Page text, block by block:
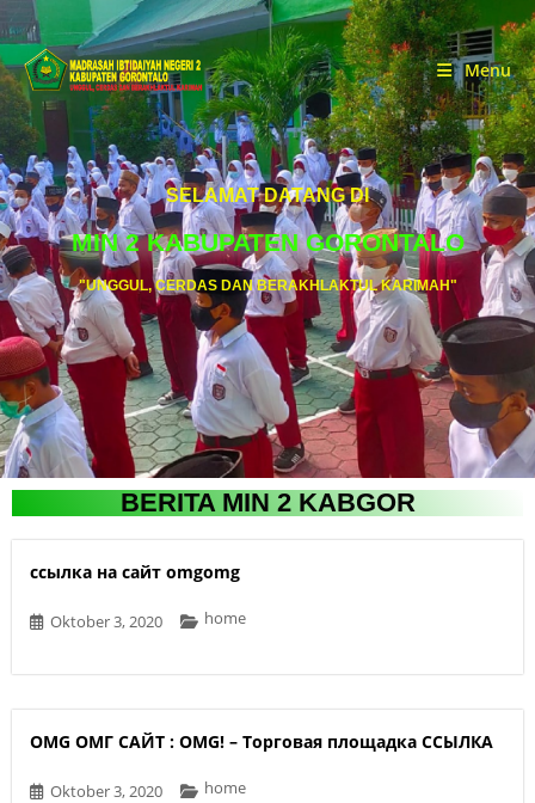
Menu
SELAMAT DATANG DI
MIN 2 KABUPATEN GORONTALO
"UNGGUL, CERDAS DAN BERAKHLAKTUL KARIMAH"
BERITA MIN 2 KABGOR
ссылка на сайт omgomg
Oktober 3, 2020 home
OMG ОМГ САЙТ : OMG! – Торговая площадка ССЫЛКА
Oktober 3, 2020 home